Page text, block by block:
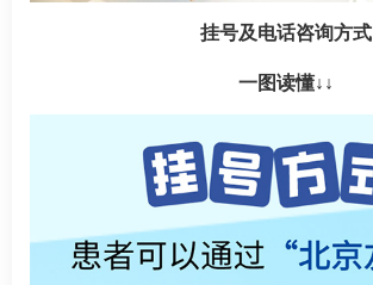
挂号及电话咨询方式
一图读懂↓↓